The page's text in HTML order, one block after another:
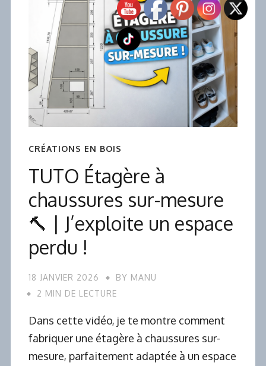
CRÉATIONS EN BOIS
TUTO Étagère à
chaussures sur-mesure
🔨 | J’exploite un espace
perdu !
18 JANVIER 2026 BY MANU
2 MIN DE LECTURE
Dans cette vidéo, je te montre comment
fabriquer une étagère à chaussures sur-
mesure, parfaitement adaptée à un espace